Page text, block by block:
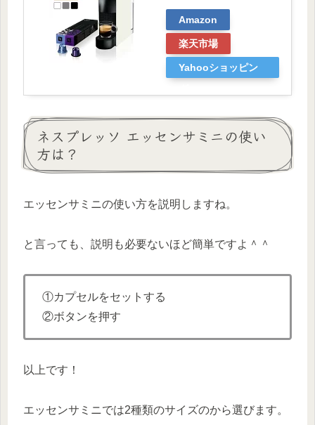
Amazon
楽天市場
Yahooショッピン
ネスプレッソ エッセンサミニの使い
方は？
エッセンサミニの使い方を説明しますね。
と言っても、説明も必要ないほど簡単ですよ＾＾
①カプセルをセットする
②ボタンを押す
以上です！
エッセンサミニでは2種類のサイズのから選びます。